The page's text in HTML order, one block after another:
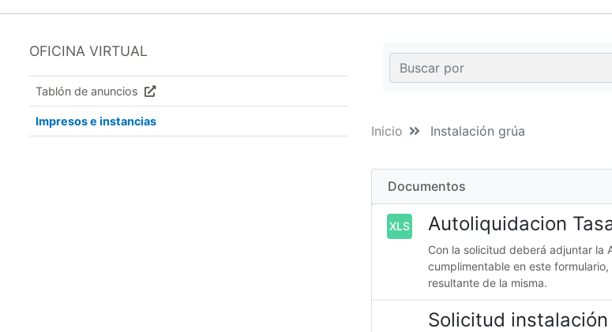
OFICINA VIRTUAL
Tablón de anuncios
Impresos e instancias
Inicio Instalación grúa
Documentos
XLS Autoliquidacion
Con la solicitud deberá adjuntar la
cumplimentable en este
resultante de la misma.
Solicitud instalación